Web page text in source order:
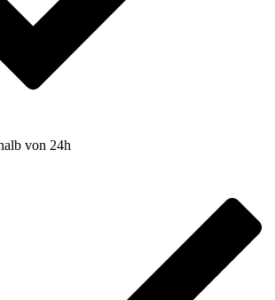
von 24h